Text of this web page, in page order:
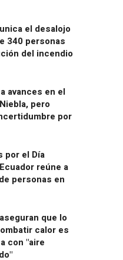
el desalojo
340 personas
del incendio
avances en el
pero
por
por el Día
reúne a
personas en
que lo
calor es
con "aire